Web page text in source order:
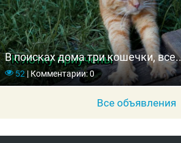
В поисках дома три кошечки,
52|Комментарии: 0
Все объявления